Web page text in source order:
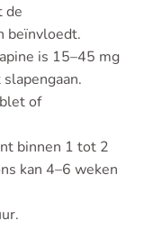
de
beïnvloedt.
is 15–45 mg
of
binnen 1 tot 2
kan 4–6 weken